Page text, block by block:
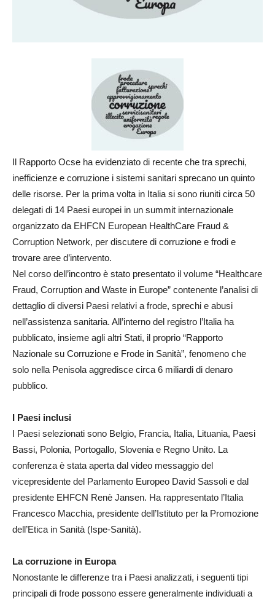
Il Rapporto Ocse ha evidenziato di recente che tra sprechi,
inefficienze e corruzione i sistemi sanitari sprecano un quinto
delle risorse. Per la prima volta in Italia si sono riuniti circa 50
delegati di 14 Paesi europei in un summit internazionale
organizzato da EHFCN European HealthCare Fraud &
Corruption Network, per discutere di corruzione e frodi e
trovare aree d’intervento.
Nel corso dell’incontro è stato presentato il volume “Healthcare
Fraud, Corruption and Waste in Europe” contenente l’analisi di
dettaglio di diversi Paesi relativi a frode, sprechi e abusi
nell’assistenza sanitaria. All’interno del registro l’Italia ha
pubblicato, insieme agli altri Stati, il proprio “Rapporto
Nazionale su Corruzione e Frode in Sanità”, fenomeno che
solo nella Penisola aggredisce circa 6 miliardi di denaro
pubblico.
I Paesi inclusi
I Paesi selezionati sono Belgio, Francia, Italia, Lituania, Paesi
Bassi, Polonia, Portogallo, Slovenia e Regno Unito. La
conferenza è stata aperta dal video messaggio del
vicepresidente del Parlamento Europeo David Sassoli e dal
presidente EHFCN Renè Jansen. Ha rappresentato l’Italia
Francesco Macchia, presidente dell’Istituto per la Promozione
dell’Etica in Sanità (Ispe-Sanità).
La corruzione in Europa
Nonostante le differenze tra i Paesi analizzati, i seguenti tipi
principali di frode possono essere generalmente individuati a